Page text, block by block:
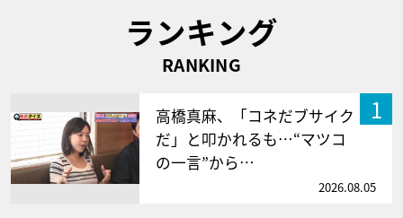
ランキング
RANKING
1
高橋真麻、「コネだブサイク
だ」と叩かれるも…“マツコ
の一言”から…
2026.08.05